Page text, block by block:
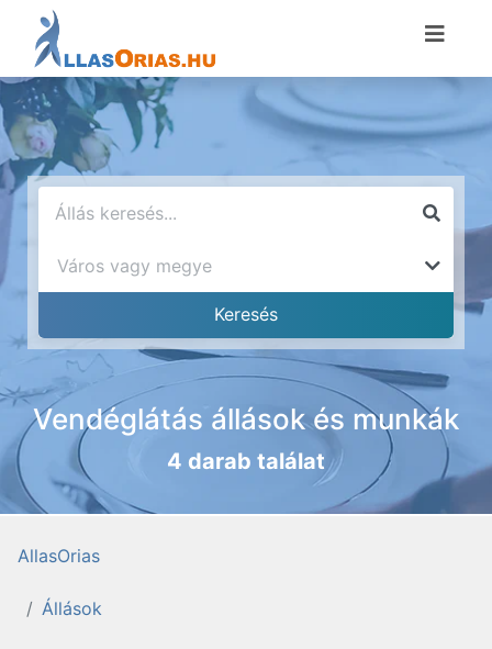
Vendéglátás állások és munkák
4 darab találat
AllasOrias
Állások